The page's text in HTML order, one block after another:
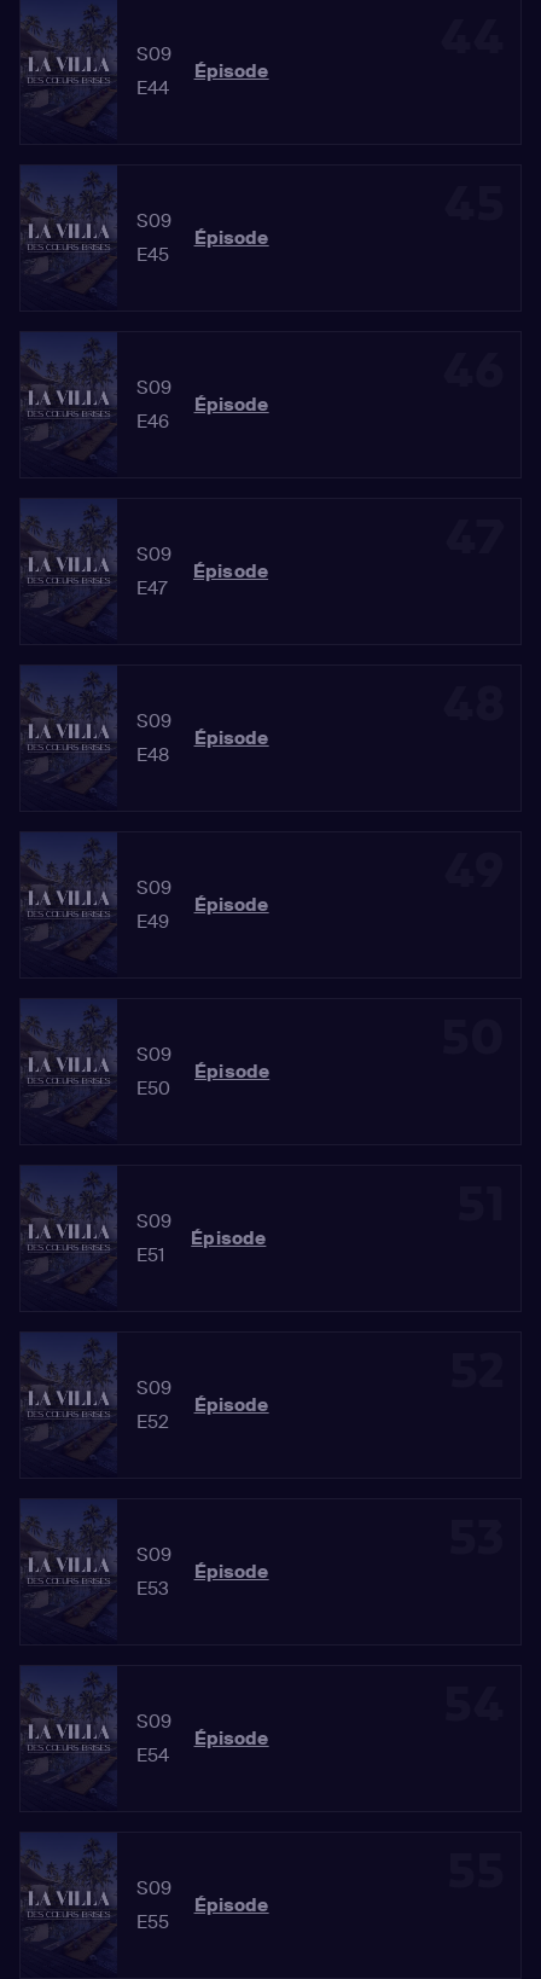
S09
E44
Épisode
S09
E45
Épisode
S09
E46
Épisode
S09
E47
Épisode
S09
E48
Épisode
S09
E49
Épisode
S09
E50
Épisode
S09
E51
Épisode
S09
E52
Épisode
S09
E53
Épisode
S09
E54
Épisode
S09
E55
Épisode